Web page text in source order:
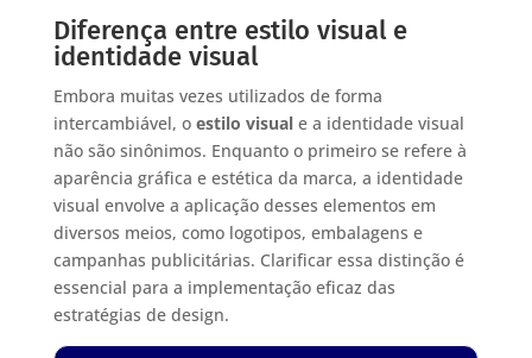
Diferença entre estilo visual e
identidade visual
Embora muitas vezes utilizados de forma
intercambiável, o estilo visuale a identidade visual
não são sinônimos. Enquanto o primeiro se refere à
aparência gráfica e estética da marca, a identidade
visual envolve a aplicação desses elementos em
diversos meios, como logotipos, embalagens e
campanhas publicitárias. Clarificar essa distinção é
essencial para a implementação eficaz das
estratégias de design.